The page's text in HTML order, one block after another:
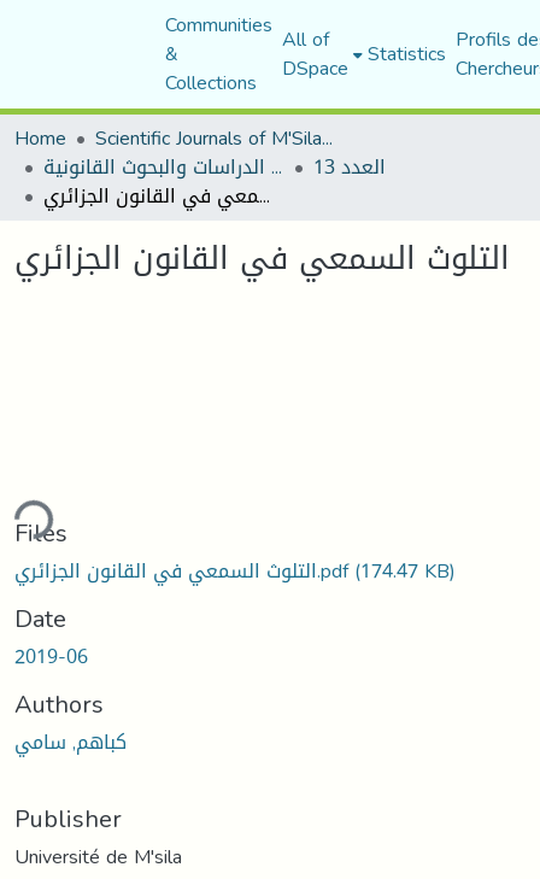
Communities
&
Collections
All of
DSpace Statistics Profils
Home
Scientific Journals of M'Sila University
مجلة الدراسات والبحوث القانونية العدد 13
التلوث السمعي في القانون الجزائري
التلوث السمعي في القانون الجزائري
Files
التلوث السمعي في القانون الجزائري.pdf(174.47 KB)
Date
2019-06
Authors
كباهم, سامي
Publisher
Université de M'sila